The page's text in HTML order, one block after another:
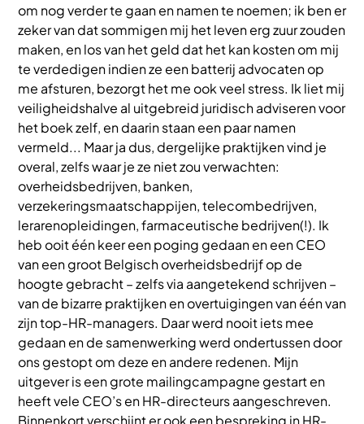
om nog verder te gaan en namen te noemen; ik ben er
zeker van dat sommigen mij het leven erg zuur zouden
maken, en los van het geld dat het kan kosten om mij
te verdedigen indien ze een batterij advocaten op
me afsturen, bezorgt het me ook veel stress. Ik liet mij
veiligheidshalve al uitgebreid juridisch adviseren voor
het boek zelf, en daarin staan een paar namen
vermeld... Maar ja dus, dergelijke praktijken vind je
overal, zelfs waar je ze niet zou verwachten:
overheidsbedrijven, banken,
verzekeringsmaatschappijen, telecombedrijven,
lerarenopleidingen, farmaceutische bedrijven(!). Ik
heb ooit één keer een poging gedaan en een CEO
van een groot Belgisch overheidsbedrijf op de
hoogte gebracht – zelfs via aangetekend schrijven –
van de bizarre praktijken en overtuigingen van één van
zijn top-HR-managers. Daar werd nooit iets mee
gedaan en de samenwerking werd ondertussen door
ons gestopt om deze en andere redenen. Mijn
uitgever is een grote mailingcampagne gestart en
heeft vele CEO’s en HR-directeurs aangeschreven.
Binnenkort verschijnt er ook een bespreking in HR-